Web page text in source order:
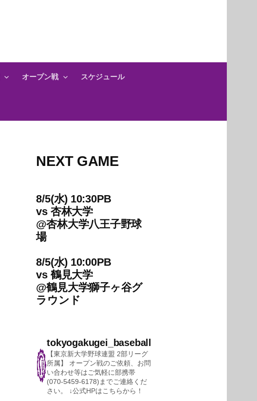
オープン戦 スケジュール
NEXT GAME
8/5(水) 10:30PB
vs杏林大学
@杏林大学八王子野球
場
8/5(水) 10:00PB
vs鶴見大学
@鶴見大学獅子ヶ谷グ
ラウンド
tokyogakugei_baseball
【東京新大学野球連盟 2部リーグ
所属】
オープン戦のご依頼、お問
い合わせ等はご気軽に部携帯
(070-5459-6178)までご連絡くだ
さい。
↓公式HPはこちらから！